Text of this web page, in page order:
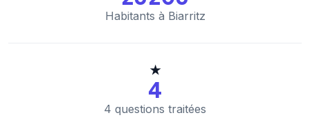
Habitants à Biarritz
★
4
4 questions traitées